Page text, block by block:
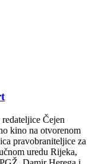
redateljice Čejen
kino na otvorenom
pravobraniteljice za
uredu Rijeka,